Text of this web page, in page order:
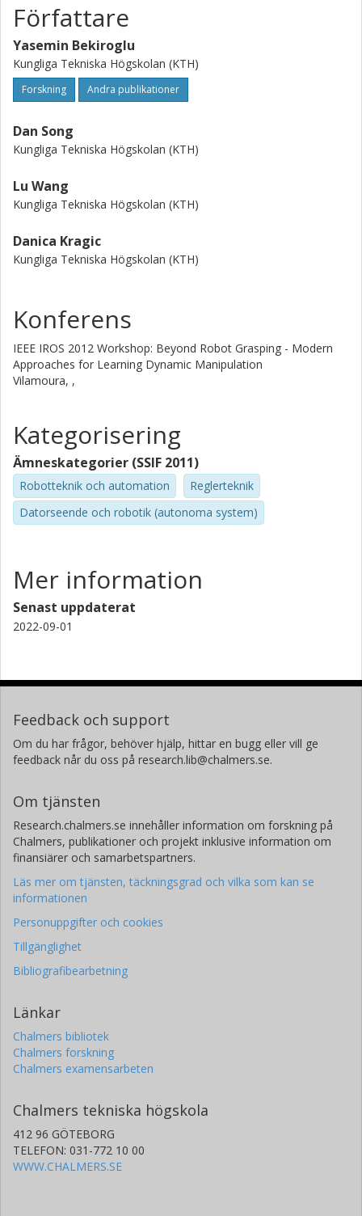
Författare
Yasemin Bekiroglu
Kungliga Tekniska Högskolan (KTH)
Forskning Andra publikationer
Dan Song
Kungliga Tekniska Högskolan (KTH)
Lu Wang
Kungliga Tekniska Högskolan (KTH)
Danica Kragic
Kungliga Tekniska Högskolan (KTH)
Konferens
IEEE IROS 2012 Workshop: Beyond Robot Grasping - Modern
Approaches for Learning Dynamic Manipulation
Vilamoura, ,
Kategorisering
Ämneskategorier (SSIF 2011)
Robotteknik och automation
Reglerteknik
Datorseende och robotik (autonoma system)
Mer information
Senast uppdaterat
2022-09-01
Feedback och support
Om du har frågor, behöver hjälp, hittar en bugg eller vill ge
feedback når du oss på research.lib@chalmers.se.
Om tjänsten
Research.chalmers.se innehåller information om forskning på
Chalmers, publikationer och projekt inklusive information om
finansiärer och samarbetspartners.
Läs mer om tjänsten, täckningsgrad och vilka som kan se
informationen
Personuppgifter och cookies
Tillgänglighet
Bibliografibearbetning
Länkar
Chalmers bibliotek
Chalmers forskning
Chalmers examensarbeten
Chalmers tekniska högskola
412 96 GÖTEBORG
TELEFON: 031-772 10 00
WWW.CHALMERS.SE